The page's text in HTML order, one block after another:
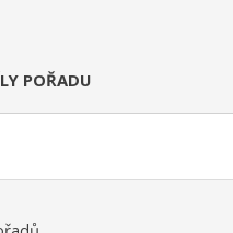
POŘADU